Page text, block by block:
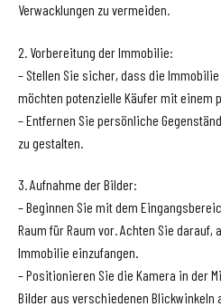
Verwacklungen zu vermeiden.
2. Vorbereitung der Immobilie:
– Stellen Sie sicher, dass die
möchten potenzielle Käufer mit einem
– Entfernen Sie persönliche
zu gestalten.
3. Aufnahme der Bilder:
– Beginnen Sie mit dem
Raum für Raum vor. Achten Sie
Immobilie einzufangen.
– Positionieren Sie die Kamera in der
Bilder aus verschiedenen Blickwinkeln